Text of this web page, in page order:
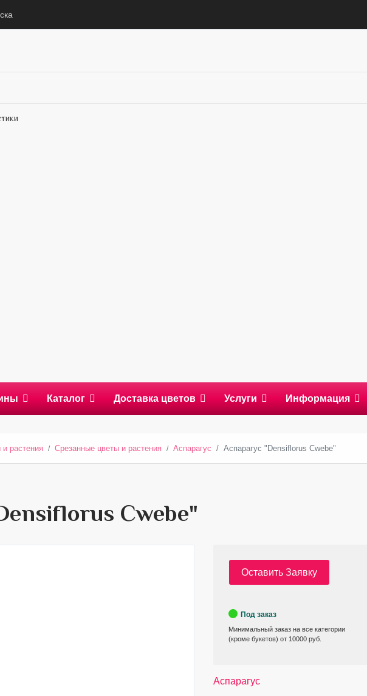
Каталог Доставка цветов Услуги Информация
растения Срезанные цветы и растения Аспарагус Аспарагус "Densiflorus Cwebe"
Cwebe"
Оставить Заявку
Под заказ
Минимальный заказ на все категории
(кроме букетов) от 10000 руб.
Аспарагус